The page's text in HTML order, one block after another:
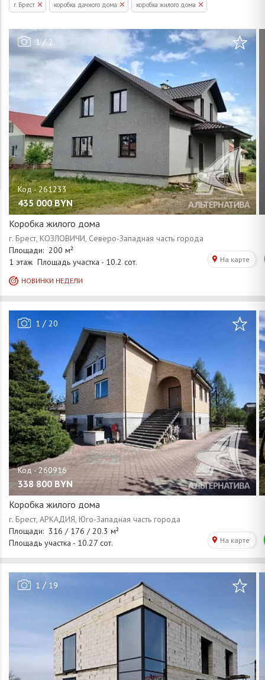
г. Брест коробка дачного дома коробка жилого дома
1/2
435 000 BYN
Коробка жилого дома
1 / 20
338 800 BYN
Коробка жилого дома
1 / 19